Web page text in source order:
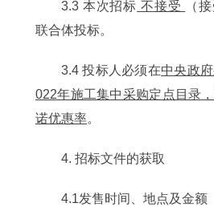
3.3 本次招标 不接受
（
联合体投标。
3.4 投标人必须在中央政
022年施工集中采购定点目录
诺优惠率。
4. 招标文件的获取
4.1发售时间、地点及金额